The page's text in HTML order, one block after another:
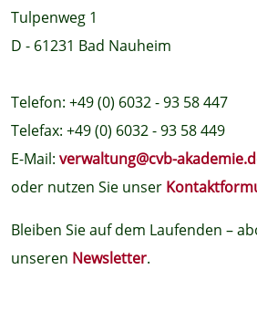
Tulpenweg 1
D - 61231 Bad Nauheim
Telefon: +49 (0) 6032 - 93 58 447
Telefax: +49 (0) 6032 - 93 58 449
E-Mail: verwaltung@cvb-
oder nutzen Sie unser
Bleiben Sie auf dem Laufenden –
unseren Newsletter.